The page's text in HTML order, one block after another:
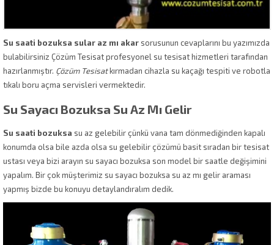
Su saati bozuksa sular az mı akar sorusunun cevaplarını bu yazımızda
bulabilirsiniz Çözüm Tesisat profesyonel su tesisat hizmetleri tarafından
hazırlanmıştır. Çözüm Tesisatkırmadan cihazla su kaçağı tespiti ve robotla
tıkalı boru açma servisleri vermektedir.
Su Sayacı Bozuksa Su Az Mı Gelir
Su saati bozuksa su az gelebilir çünkü vana tam dönmediğinden kapalı
konumda olsa bile azda olsa su gelebilir çözümü basit sıradan bir tesisat
ustası veya bizi arayın su sayacı bozuksa son model bir saatle değişimini
yapalım. Bir çok müşterimiz su sayacı bozuksa su az mı gelir araması
yapmış bizde bu konuyu detaylandıralım dedik.